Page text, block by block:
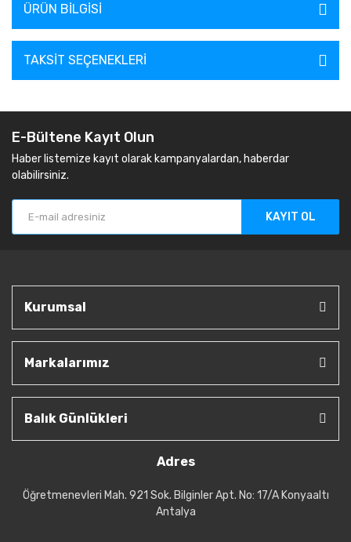
ÜRÜN BILGISI
TAKSIT SEÇENEKLERI
E-Bültene Kayıt Olun
Haber listemize kayıt olarak kampanyalardan, haberdar
olabilirsiniz.
KAYIT OL
Kurumsal
Markalarımız
Balık Günlükleri
Adres
Öğretmenevleri Mah. 921 Sok. Bilginler Apt. No: 17/A Konyaaltı
Antalya